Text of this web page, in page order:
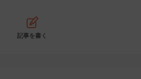
記事を書く